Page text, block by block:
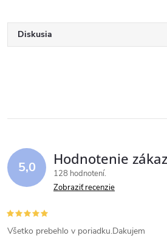
Diskusia
5,0 Hodnotenie
128 hodnotení
Zobraziť recenzie
Všetko prebehlo v poriadku.Dakujem